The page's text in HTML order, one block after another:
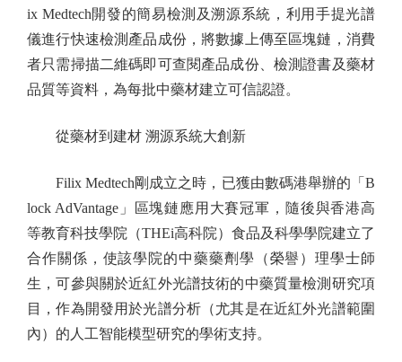
ix Medtech開發的簡易檢測及溯源系統，利用手提光譜
儀進行快速檢測產品成份，將數據上傳至區塊鏈，消費
者只需掃描二維碼即可查閱產品成份、檢測證書及藥材
品質等資料，為每批中藥材建立可信認證。
從藥材到建材 溯源系統大創新
Filix Medtech剛成立之時，已獲由數碼港舉辦的「B
lock AdVantage」區塊鏈應用大賽冠軍，隨後與香港高
等教育科技學院（THEi高科院）食品及科學學院建立了
合作關係，使該學院的中藥藥劑學（榮譽）理學士師
生，可參與關於近紅外光譜技術的中藥質量檢測研究項
目，作為開發用於光譜分析（尤其是在近紅外光譜範圍
內）的人工智能模型研究的學術支持。